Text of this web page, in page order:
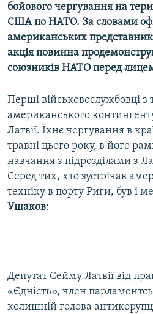
бойового чергування на
США по НАТО. За словами
американських
акція повинна
союзників НАТО перед лицем
Перші військовослужбовці з
американського
Латвії. Їхнє чергування в
травні цього року, в його
навчання з підрозділами з
Серед тих, хто зустрічав
техніку в порту Риги, був і
Ушаков:
Депутат Сейму Латвії від
«Єдність», член
колишній голова